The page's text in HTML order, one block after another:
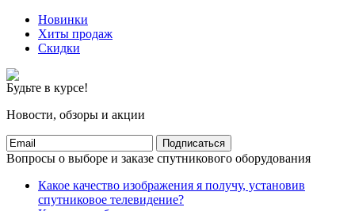
Новинки
Хиты продаж
Скидки
Будьте в курсе!
Новости, обзоры и акции
Подписаться
Вопросы о выборе и заказе спутникового оборудования
Какое качество изображения я получу, установив
спутниковое телевидение?